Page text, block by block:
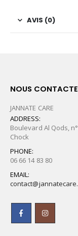
AVIS (0)
NOUS
JANNATE CARE
ADDRESS:
Boulevard Al Qods,
Chock
PHONE:
06 66 14 83 80
EMAIL: